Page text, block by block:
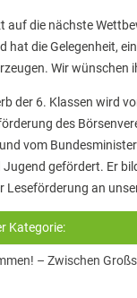
und
auf die nächste
hat die Gelegenheit,
Wir wünschen
der 6. Klassen wird
des
vom
Jugend gefördert. Er
Leseförderung an
Kategorie:
– Zwischen